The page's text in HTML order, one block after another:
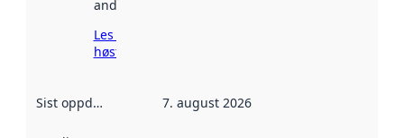
andre steder.
Les mer om
høsting her
Sist oppdatert 7. august 2026